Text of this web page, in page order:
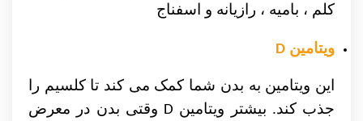
کلم ، بامیه ، رازیانه و اسفناج
ویتامین D
این ویتامین به بدن شما کمک می کند تا کلسیم را
جذب کند. بیشتر ویتامین D وقتی بدن در معرض